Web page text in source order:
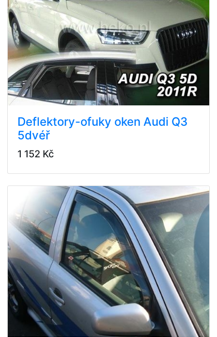
Deflektory-ofuky oken Audi Q3
5dvéř
1 152 Kč